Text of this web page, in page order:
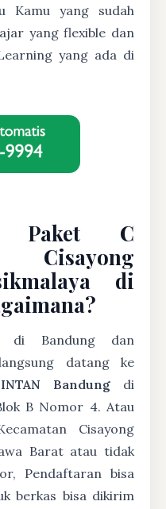
Kamu yang sudah
yang flexible dan
yang ada di
Paket C
di
di Bandung dan
datang ke
Bandung di
B Nomor 4. Atau
Cisayong
Barat atau tidak
Pendaftaran bisa
berkas bisa dikirim